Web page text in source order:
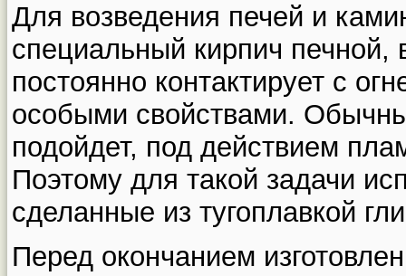
Для возведения печей и
специальный кирпич печной,
постоянно контактирует с
особыми свойствами.
подойдет, под действием
Поэтому для такой задачи
сделанные из тугоплавкой
Перед окончанием